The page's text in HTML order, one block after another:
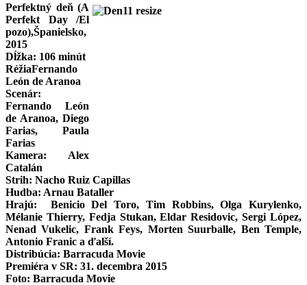
Perfektný deň (A
Perfekt Day /El
pozo),Španielsko,
2015
Dĺžka: 106 minút
RéžiaFernando
León de Aranoa
Scenár:
Fernando León
de Aranoa, Diego
Farias, Paula
Farias
Kamera: Alex
Catalán
Strih: Nacho Ruiz Capillas
Hudba: Arnau Bataller
Hrajú: Benicio Del Toro, Tim Robbins, Olga Kurylenko,
Mélanie Thierry, Fedja Stukan, Eldar Residovic, Sergi López,
Nenad Vukelic, Frank Feys, Morten Suurballe, Ben Temple,
Antonio Franic a ďalší.
Distribúcia: Barracuda Movie
Premiéra v SR: 31. decembra 2015
Foto: Barracuda Movie